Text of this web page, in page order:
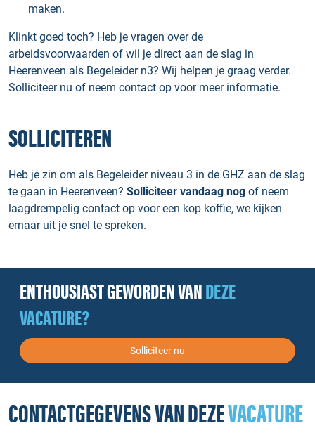
maken.
Klinkt goed toch? Heb je vragen over de
arbeidsvoorwaarden of wil je direct aan de slag in
Heerenveen als Begeleider n3? Wij helpen je graag verder.
Solliciteer nu of neem contact op voor meer informatie.
SOLLICITEREN
Heb je zin om als Begeleider niveau 3 in de GHZ aan de slag
te gaan in Heerenveen? Solliciteer vandaag nog of neem
laagdrempelig contact op voor een kop koffie, we kijken
ernaar uit je snel te spreken.
ENTHOUSIAST GEWORDEN VANDEZE
VACATURE?
Solliciteer nu
CONTACTGEGEVENS VAN DEZEVACATURE